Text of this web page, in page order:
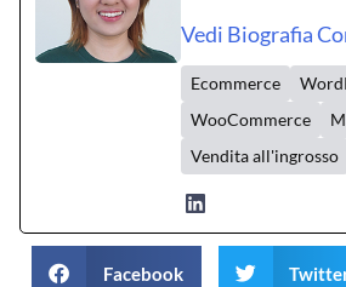
Vedi Biografia
Ecommerce
WooCommerce
Vendita all'ingrosso
Facebook